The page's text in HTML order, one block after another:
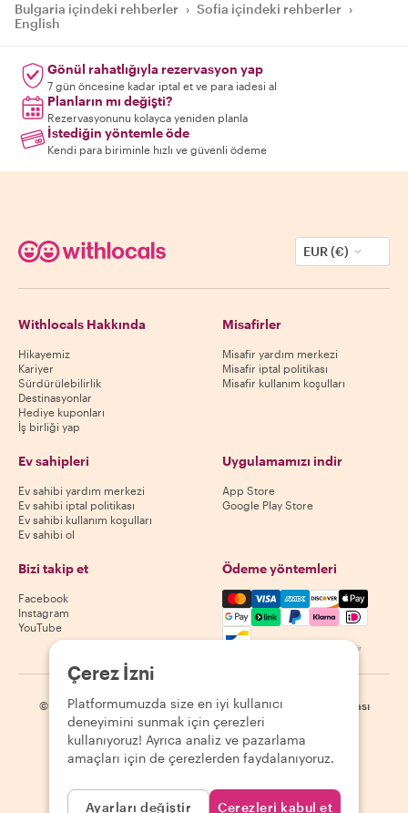
Bulgaria içindeki rehberler › Sofia içindeki rehberler ›
English
Gönül rahatlığıyla rezervasyon yap
7 gün öncesine kadar iptal et ve para iadesi al
Planların mı değişti?
Rezervasyonunu kolayca yeniden planla
İstediğin yöntemle öde
Kendi para biriminle hızlı ve güvenli ödeme
EUR (€)
Withlocals Hakkında
Hikayemiz
Kariyer
Sürdürülebilirlik
Destinasyonlar
Hediye kuponları
İş birliği yap
Misafirler
Misafir yardım merkezi
Misafir iptal politikası
Misafir kullanım koşulları
Ev sahipleri
Ev sahibi yardım merkezi
Ev sahibi iptal politikası
Ev sahibi kullanım koşulları
Ev sahibi ol
Uygulamamızı indir
App Store
Google Play Store
Bizi takip et
Facebook
Instagram
YouTube
Ödeme yöntemleri
Mastercard, Visa, Amex,
Kullanılabilirlik destinasyona göre değişir
© 2026 Withlocals.com | Gizlilik Politikası | Çerezler Site haritası
Çerez İzni
Platformumuzda size en iyi kullanıcı
deneyimini sunmak için çerezleri
kullanıyoruz! Ayrıca analiz ve pazarlama
amaçları için de çerezlerden faydalanıyoruz.
Ayarları değiştir Çerezleri kabul et